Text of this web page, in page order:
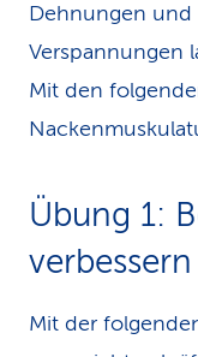
Dehnungen und
Verspannungen
Mit den
Übung 1:
verbessern
Mit der